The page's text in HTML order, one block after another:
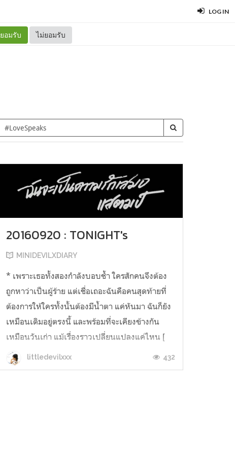
LOG IN
ยอมรับ ไม่ยอมรับ
20160920 : TONIGHT's
MINIDEVILXDIARY
* เพราะเธอทั้งสองกำลังบอบช้ำ ใครสักคนจึงต้อง
ถูกหาว่าเป็นผู้ร้าย แต่เชื่อเถอะฉันคือคนสุดท้ายที่
ต้องการให้ใครทั้งนั้นต้องมีน้ำตา แค่หันมา ฉันก็ยัง
เหมือนเดิมอยู่ตรงนี้ และพร้อมที่จะเคียงข้างกัน
เหมือนวันเก่า แม้เรื่องราวเปลี่ยนแปลงแค่ไหน [
จริงๆเค้าบันทึกเทปรายการกันไปเมื่อวันที่ 17
กันยานะ ซึ่งเป็นวัน...
littledevilxxx 432